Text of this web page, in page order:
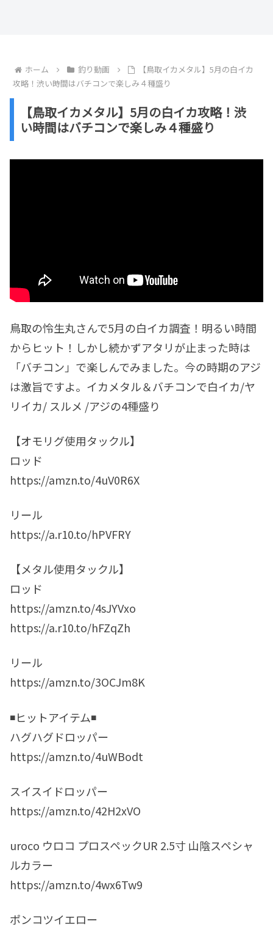
ホーム 釣り動画
【鳥取イカメタル】5月の白イカ
攻略！渋い時間はバチコンで楽しみ４種盛り
【鳥取イカメタル】5月の白イカ攻略！渋
い時間はバチコンで楽しみ４種盛り
鳥取の怜生丸さんで5月の白イカ調査！明るい時間
からヒット！しかし続かずアタリが止まった時は
「バチコン」で楽しんでみました。今の時期のアジ
は激旨ですよ。イカメタル＆バチコンで白イカ/ヤ
リイカ/ スルメ /アジの4種盛り
【オモリグ使用タックル】
ロッド
https://amzn.to/4uV0R6X
リール
https://a.r10.to/hPVFRY
【メタル使用タックル】
ロッド
https://amzn.to/4sJYVxo
https://a.r10.to/hFZqZh
リール
https://amzn.to/3OCJm8K
◾️ヒットアイテム◾️
ハグハグドロッパー
https://amzn.to/4uWBodt
スイスイドロッパー
https://amzn.to/42H2xVO
uroco ウロコ プロスペックUR 2.5寸 山陰スペシャ
ルカラー
https://amzn.to/4wx6Tw9
ポンコツイエロー